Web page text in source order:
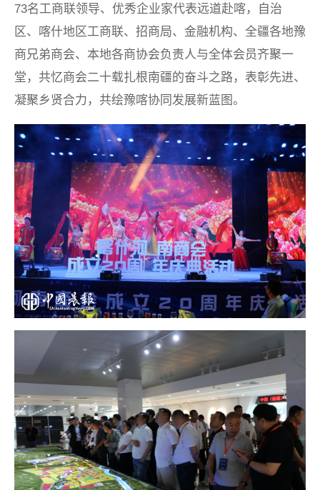
73名工商联领导、优秀企业家代表远道赴喀，自治
区、喀什地区工商联、招商局、金融机构、全疆各地豫
商兄弟商会、本地各商协会负责人与全体会员齐聚一
堂，共忆商会二十载扎根南疆的奋斗之路，表彰先进、
凝聚乡贤合力，共绘豫喀协同发展新蓝图。